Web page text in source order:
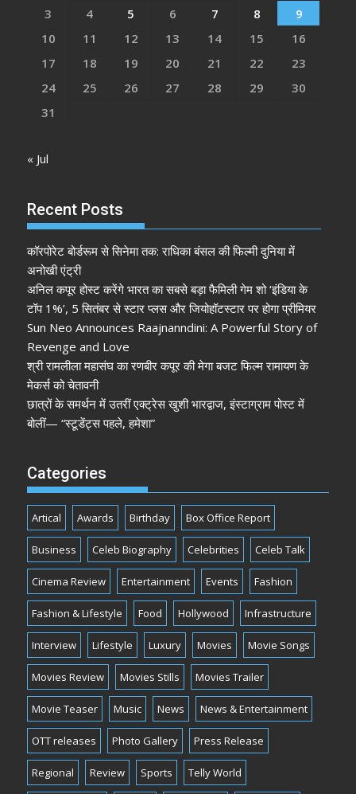
3
4 5 6 7 8
9
10
11 12 13 14 15
16
17
18 19 20 21 22
23
24
25 26 27 28 29
30
31
« Jul
Recent Posts
कॉरपोरेट बोर्डरूम से सिनेमा तक: राधिका बंसल की फिल्मी दुनिया में
अनोखी एंट्री
अनिल कपूर होस्ट करेंगे भारत का सबसे बड़ा फैमिली गेम शो ‘इंडिया के
टॉप 1%’, 5 सितंबर से स्टार प्लस और जियोहॉटस्टार पर होगा प्रीमियर
Sun Neo Announces Raajnanndini: A Powerful Story of
Revenge and Love
श्री रामलीला महासंघ का रणबीर कपूर की मेगा बजट फिल्म रामायण के
मेकर्स को चेतावनी
छात्रों के समर्थन में उतरीं एक्ट्रेस खुशी भारद्वाज, इंस्टाग्राम पोस्ट में
बोलीं— “स्टूडेंट्स पहले, हमेशा”
Categories
Artical Awards Birthday Box Office Report
Business Celeb Biography Celebrities Celeb Talk
Cinema Review Entertainment Events Fashion
Fashion & Lifestyle Food Hollywood Infrastructure
Interview Lifestyle Luxury Movies Movie Songs
Movies Review Movies Stills Movies Trailer
Movie Teaser Music News News & Entertainment
OTT releases Photo Gallery Press Release
Regional Review Sports Telly World